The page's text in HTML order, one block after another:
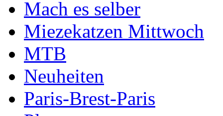
Mach es selber
Miezekatzen Mittwoch
MTB
Neuheiten
Paris-Brest-Paris